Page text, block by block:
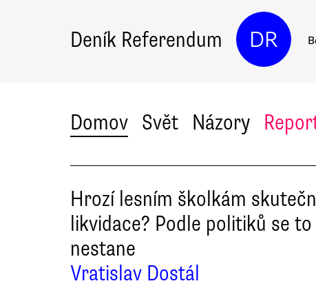
Deník Referendum DR
Domov Svět Názory
Hrozí lesním školkám
likvidace? Podle politiků se to
nestane
Vratislav Dostál